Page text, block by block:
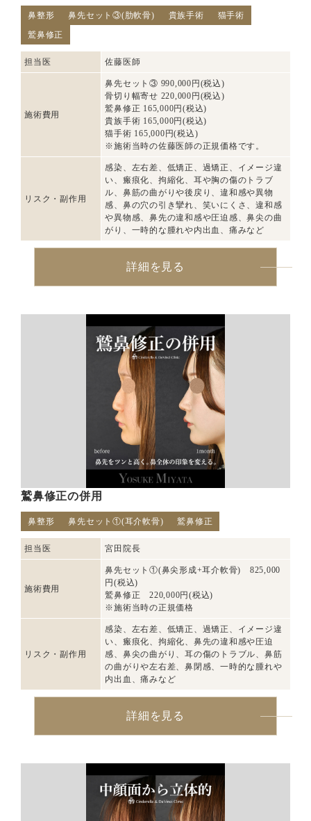
鼻整形 鼻先セット③(肋軟骨) 貴族手術
猫手術
鷲鼻修正
担当医 佐藤医師
施術費用
鼻先セット③ 990,000円(税込)
骨切り幅寄せ 220,000円(税込)
鷲鼻修正 165,000円(税込)
貴族手術 165,000円(税込)
猫手術 165,000円(税込)
※施術当時の佐藤医師の正規価格です。
リスク・副作用
感染、左右差、低矯正、過矯正、イメージ違
い、瘢痕化、拘縮化、耳や胸の傷のトラブ
ル、鼻筋の曲がりや後戻り、違和感や異物
感、鼻の穴の引き攣れ、笑いにくさ、違和感
や異物感、鼻先の違和感や圧迫感、鼻尖の曲
がり、一時的な腫れや内出血、痛みなど
詳細を見る
鷲鼻修正の併用
鼻整形 鼻先セット①(耳介軟骨) 鷲鼻修正
担当医 宮田院長
施術費用
鼻先セット①(鼻尖形成+耳介軟骨) 825,000
円(税込)
鷲鼻修正 220,000円(税込)
※施術当時の正規価格
リスク・副作用
感染、左右差、低矯正、過矯正、イメージ違
い、瘢痕化、拘縮化、鼻先の違和感や圧迫
感、鼻尖の曲がり、耳の傷のトラブル、鼻筋
の曲がりや左右差、鼻閉感、一時的な腫れや
内出血、痛みなど
詳細を見る